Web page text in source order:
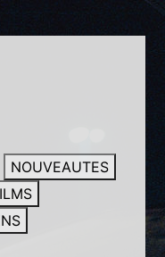
NOUVEAUTES